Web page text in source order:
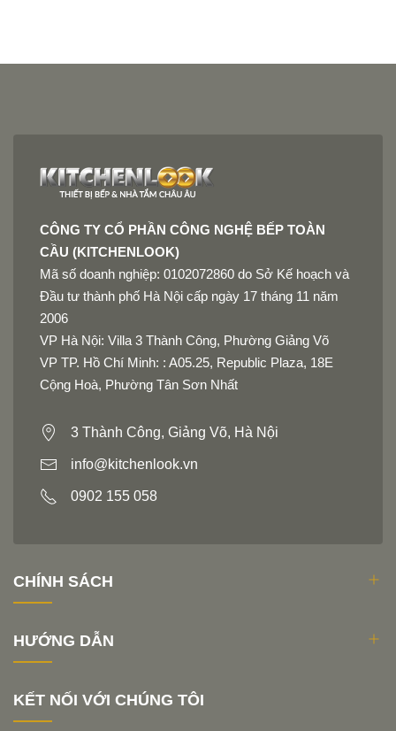
Đánh giá bếp từ liền lò nướng ELBA 60cm
phiên bản cao cấp:
Bếp từ đa điểm kết hợp lò nướng 60cm ELBA được đánh giá
cao về giá trị sử dụng và chất lượng. Với nguồn gốc xuất xứ
từ Italy, sản phẩm này đáp ứng được nhu cầu của những
quả, ELBA EAA 664 IMLVN là sự lựa chọn tốt cho mọi gia
đình hiện đại.
CÔNG TY CỔ PHẦN CÔNG NGHỆ BẾP TOÀN
CẦU (KITCHENLOOK)
Mã số doanh nghiệp: 0102072860 do Sở Kế hoạch và
Đầu tư thành phố Hà Nội cấp ngày 17 tháng 11 năm
2006
VP Hà Nội: Villa 3 Thành Công, Phường Giảng Võ
VP TP. Hồ Chí Minh: : A05.25, Republic Plaza, 18E
Cộng Hoà, Phường Tân Sơn Nhất
3 Thành Công, Giảng Võ, Hà Nội
info@kitchenlook.vn
0902 155 058
CHÍNH SÁCH
HƯỚNG DẪN
KẾT NỐI VỚI CHÚNG TÔI